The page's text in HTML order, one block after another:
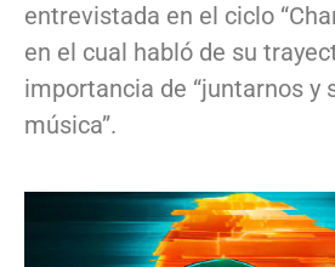
entrevistada en el ciclo
en el cual habló de su
importancia de “juntarnos y
música”.